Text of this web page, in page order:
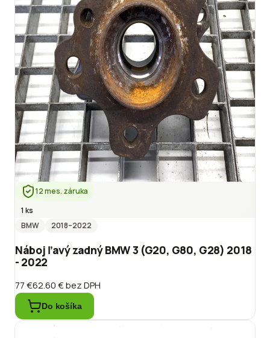
12 mes. záruka
1 ks
BMW
2018–2022
Náboj ľavý zadný BMW 3 (G20, G80, G28) 2018
- 2022
77 €62.60 €bez DPH
Do košíka